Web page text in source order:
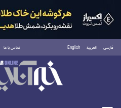
فارسی العربية English تماس با ما
جمعه ۱۶ مرداد ۱۴۰۵